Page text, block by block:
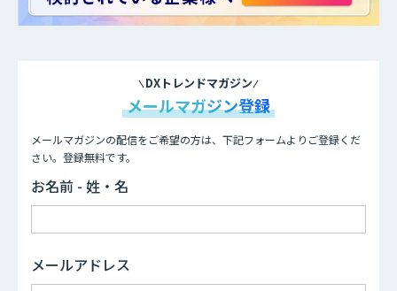
DXトレンドマガジン
メールマガジン登録
メールマガジンの配信をご希望の方は、下記フォームよりご登録くだ
さい。登録無料です。
お名前 - 姓・名
メールアドレス